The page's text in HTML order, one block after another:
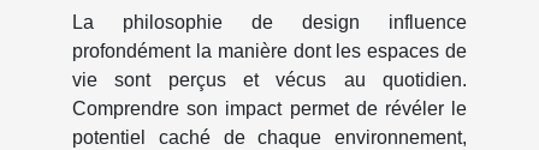
vie
La philosophie de design influence
profondément la manière dont les espaces de
vie sont perçus et vécus au quotidien.
Comprendre son impact permet de révéler le
potentiel caché de chaque environnement,